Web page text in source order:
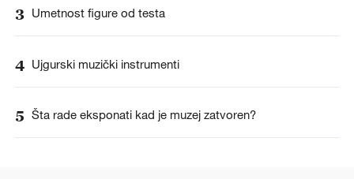
3 Umetnost figure od testa
4 Ujgurski muzički instrumenti
5 Šta rade eksponati kad je muzej zatvoren?